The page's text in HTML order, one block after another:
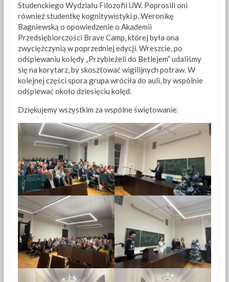
Studenckiego Wydziału Filozofii UW. Poprosili oni
również studentkę kognitywistyki p. Weronikę
Bagniewską o opowiedzenie o Akademii
Przedsiębiorczości Brave Camp, której była ona
zwyciężczynią w poprzedniej edycji. Wreszcie, po
odśpiewaniu kolędy „Przybieżeli do Betlejem” udaliśmy
się na korytarz, by skosztować wigilijnych potraw. W
kolejnej części spora grupa wróciła do auli, by wspólnie
odśpiewać około dziesięciu kolęd.
Dziękujemy wszystkim za wspólne świętowanie.